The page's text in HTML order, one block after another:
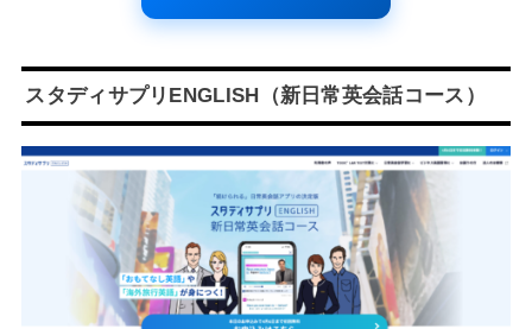
スタディサプリENGLISH（新日常英会話コース）